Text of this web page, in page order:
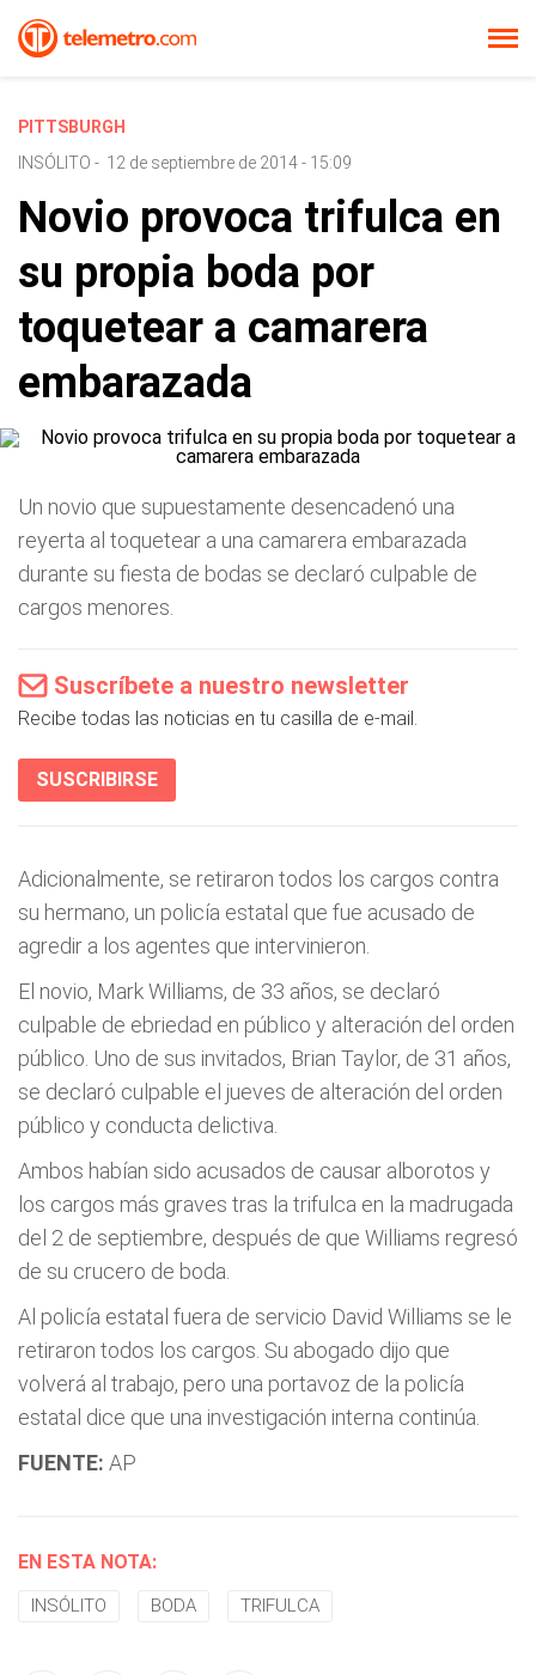
PITTSBURGH
INSÓLITO - 12 de septiembre de 2014 - 15:09
Novio provoca trifulca en
su propia boda por
toquetear a camarera
embarazada
Un novio que supuestamente desencadenó una
reyerta al toquetear a una camarera embarazada
durante su fiesta de bodas se declaró culpable de
cargos menores.
Suscríbete a nuestro newsletter
Recibe todas las noticias en tu casilla de e-mail.
SUSCRIBIRSE
Adicionalmente, se retiraron todos los cargos contra
su hermano, un policía estatal que fue acusado de
agredir a los agentes que intervinieron.
El novio, Mark Williams, de 33 años, se declaró
culpable de ebriedad en público y alteración del orden
público. Uno de sus invitados, Brian Taylor, de 31 años,
se declaró culpable el jueves de alteración del orden
público y conducta delictiva.
Ambos habían sido acusados de causar alborotos y
los cargos más graves tras la trifulca en la madrugada
del 2 de septiembre, después de que Williams regresó
de su crucero de boda.
Al policía estatal fuera de servicio David Williams se le
retiraron todos los cargos. Su abogado dijo que
volverá al trabajo, pero una portavoz de la policía
estatal dice que una investigación interna continúa.
FUENTE: AP
EN ESTA NOTA:
INSÓLITO BODA TRIFULCA